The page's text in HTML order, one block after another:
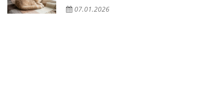
07.01.2026